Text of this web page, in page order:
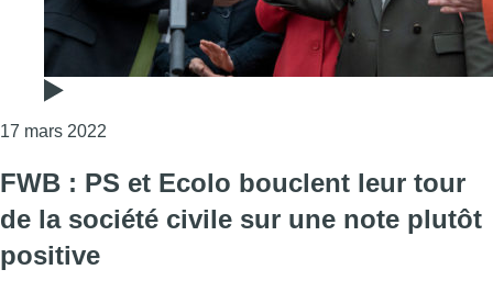
17 mars 2022
FWB : PS et Ecolo bouclent leur tour
de la société civile sur une note plutôt
positive